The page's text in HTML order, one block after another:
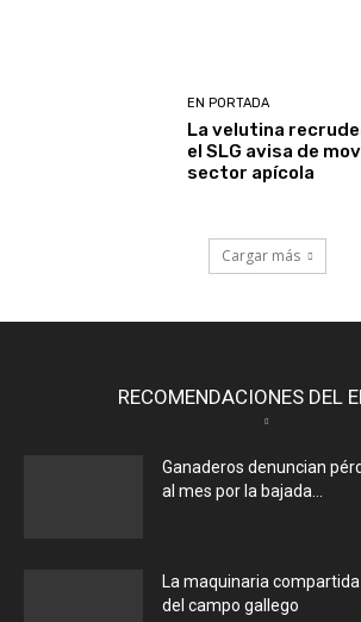
EN PORTADA
La velutina
el SLG avisa de
sector apícola
Cargar más
RECOMENDACIONES DEL
Ganaderos denuncian
al mes por la bajada...
La maquinaria
del campo gallego